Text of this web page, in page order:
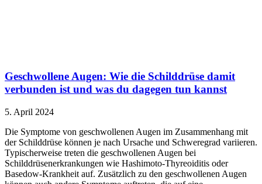
Geschwollene Augen: Wie die Schilddrüse damit
verbunden ist und was du dagegen tun kannst
5. April 2024
Die Symptome von geschwollenen Augen im Zusammenhang mit
der Schilddrüse können je nach Ursache und Schweregrad variieren.
Typischerweise treten die geschwollenen Augen bei
Schilddrüsenerkrankungen wie Hashimoto-Thyreoiditis oder
Basedow-Krankheit auf. Zusätzlich zu den geschwollenen Augen